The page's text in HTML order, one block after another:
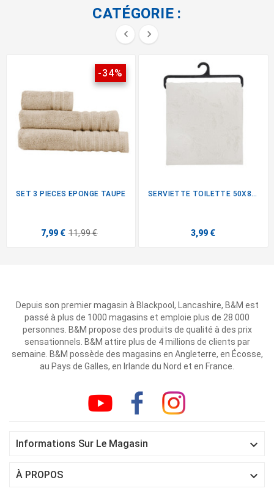
CATÉGORIE :
 
-34%
SET 3 PIECES EPONGE TAUPE
7,99 € 11,99 €
SERVIETTE TOILETTE 50X80...
3,99 €
Depuis son premier magasin à Blackpool, Lancashire, B&M est
passé à plus de 1000 magasins et emploie plus de 28 000
personnes. B&M propose des produits de qualité à des prix
sensationnels. B&M attire plus de 4 millions de clients par
semaine. B&M possède des magasins en Angleterre, en Écosse,
au Pays de Galles, en Irlande du Nord et en France.
Informations Sur Le Magasin 
À PROPOS 